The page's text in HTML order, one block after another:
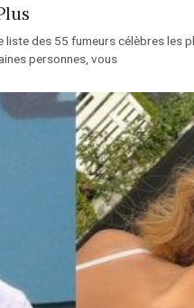
liste des 55 fumeurs célèbres les
personnes, vous